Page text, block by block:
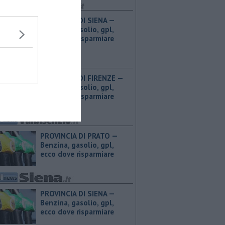
PROVINCIA DI SIENA — ​
Benzina, gasolio, gpl,
ecco dove risparmiare
PROVINCIA DI FIRENZE — ​
Benzina, gasolio, gpl,
ecco dove risparmiare
PROVINCIA DI PRATO — ​
Benzina, gasolio, gpl,
ecco dove risparmiare
PROVINCIA DI SIENA — ​
Benzina, gasolio, gpl,
ecco dove risparmiare